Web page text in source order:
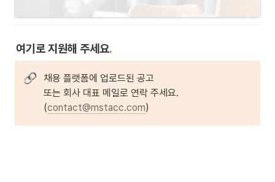
여기로 지원해 주세요.
채용 플랫폼에 업로드된 공고
또는 회사 대표 메일로 연락 주세요.
(contact@mstacc.com)